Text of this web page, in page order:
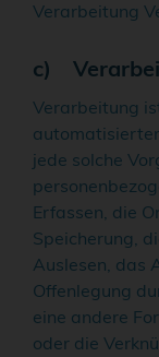
Verarbeitung
c)
Verarbeitung
jede solche
Erfassen, die
Speicherung,
Auslesen, das
Offenlegung
eine andere
oder die